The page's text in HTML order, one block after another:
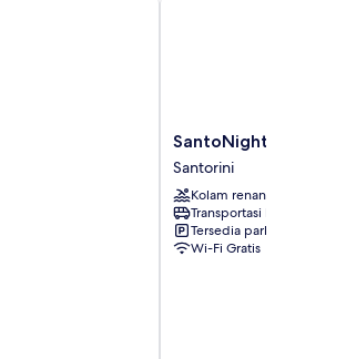
SantoNight
Luxury
Villas
Santorini
SantoNight Luxury
Santorini
Kolam renang
Transportasi bandara
Tersedia parkir
Wi-Fi Gratis